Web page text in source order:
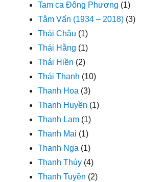
Tam ca Đông Phương (1)
Tâm Vấn (1934 – 2018) (3)
Thái Châu (1)
Thái Hằng (1)
Thái Hiền (2)
Thái Thanh (10)
Thanh Hoa (3)
Thanh Huyền (1)
Thanh Lam (1)
Thanh Mai (1)
Thanh Nga (1)
Thanh Thúy (4)
Thanh Tuyền (2)